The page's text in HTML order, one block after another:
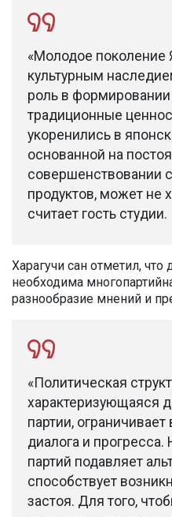
«Молодое поколение
культурным
роль в
традиционные
укоренились в
основанной на
совершенствовании
продуктов, может не
считает гость студии.
Харагучи сан отметил, что
необходима
разнообразие мнений и
«Политическая
характеризующаяся
партии,
диалога и прогресса.
партий подавляет
способствует
застоя. Для того,